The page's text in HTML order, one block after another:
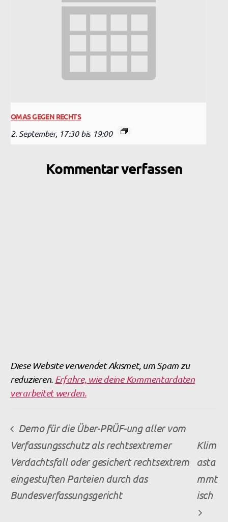
OMAS GEGEN RECHTS
2. September, 17:30 bis 19:00
Kommentar verfassen
Diese Website verwendet Akismet, um Spam zu
reduzieren. Erfahre, wie deine Kommentardaten
verarbeitet werden.
Demo für die Über-PRÜF-ung aller vom
Verfassungsschutz als rechtsextremer
Verdachtsfall oder gesichert rechtsextrem
eingestuften Parteien durch das
Bundesverfassungsgericht
Klim
asta
mmt
isch